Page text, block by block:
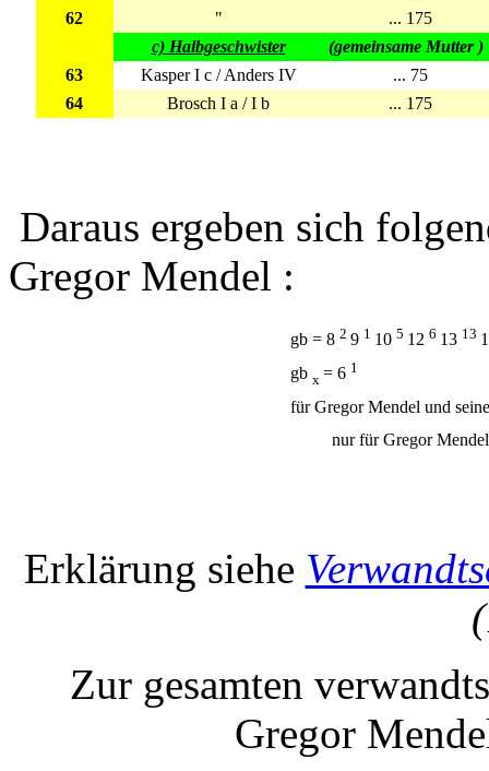
62
"
... 175
c) Halbgeschwister
(gemeinsame Mutter )
63
Kasper I c / Anders IV
... 75
64
Brosch I a / I b ... 175
Daraus ergeben sich
Gregor Mendel :
gb = 8 2 9 1 10 5 12 6 13 13
gb x = 6 1
für Gregor Mendel und
nur für Gregor
Erklärung siehe
Zur gesamten
Gregor